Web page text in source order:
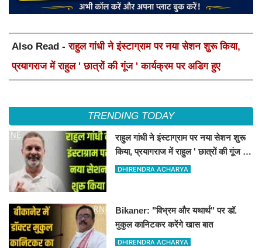
Also Read -राहुल गांधी ने इंस्टाग्राम पर नया सेशन शुरू किया,
प्रयागराज में राहुल ' छात्रों की गूंज ' कार्यक्रम पर अडिग हुए
TRENDING TODAY
राहुल गांधी ने इंस्टाग्राम पर नया सेशन शुरू
किया, प्रयागराज में राहुल ' छात्रों की गूंज '
कार्यक्रम पर अडिग हुए
DHIRENDRA ACHARYA
Bikaner: "विभ्रम और यथार्थ" पर डॉ.
मुकुल कानिटकर करेंगे खास बात
DHIRENDRA ACHARYA